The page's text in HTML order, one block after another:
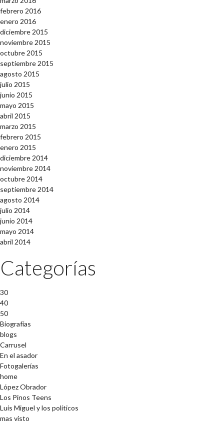
febrero 2016
enero 2016
diciembre 2015
noviembre 2015
octubre 2015
septiembre 2015
agosto 2015
julio 2015
junio 2015
mayo 2015
abril 2015
marzo 2015
febrero 2015
enero 2015
diciembre 2014
noviembre 2014
octubre 2014
septiembre 2014
agosto 2014
julio 2014
junio 2014
mayo 2014
abril 2014
Categorías
30
40
50
Biografías
blogs
Carrusel
En el asador
Fotogalerías
home
López Obrador
Los Pinos Teens
Luis Miguel y los políticos
mas visto